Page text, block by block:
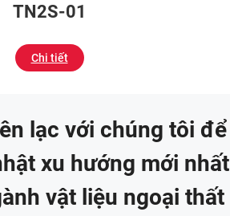
TN2S-01
Chi tiết
lạc với chúng tôi để
xu hướng mới nhất
vật liệu ngoại thất